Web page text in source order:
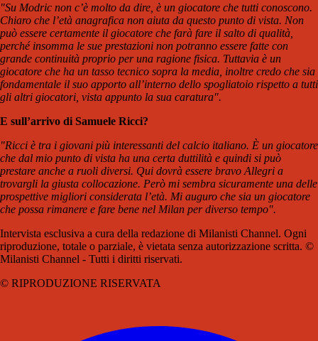
"Su Modric non c’è molto da dire, è un giocatore che tutti conoscono.
Chiaro che l’età anagrafica non aiuta da questo punto di vista. Non
può essere certamente il giocatore che farà fare il salto di qualità,
perché insomma le sue prestazioni non potranno essere fatte con
grande continuità proprio per una ragione fisica. Tuttavia è un
giocatore che ha un tasso tecnico sopra la media, inoltre credo che sia
fondamentale il suo apporto all’interno dello spogliatoio rispetto a tutti
gli altri giocatori, vista appunto la sua caratura".
E sull’arrivo di Samuele Ricci?
"Ricci è tra i giovani più interessanti del calcio italiano. È un giocatore
che dal mio punto di vista ha una certa duttilità e quindi si può
prestare anche a ruoli diversi. Qui dovrà essere bravo Allegri a
trovargli la giusta collocazione. Però mi sembra sicuramente una delle
prospettive migliori considerata l’età. Mi auguro che sia un giocatore
che possa rimanere e fare bene nel Milan per diverso tempo".
Intervista esclusiva a cura della redazione di Milanisti Channel. Ogni
riproduzione, totale o parziale, è vietata senza autorizzazione scritta. ©
Milanisti Channel - Tutti i diritti riservati.
© RIPRODUZIONE RISERVATA